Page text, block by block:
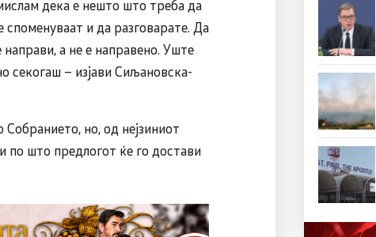
дека е нешто што треба да
споменуваат и да разговарате. Да
а не е направено. Уште
секогаш – изјави Сиљановска-
но, од нејзиниот
по што предлогот ќе го достави